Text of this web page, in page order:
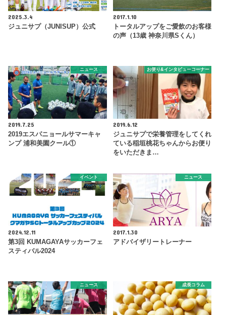
2025.3.4
ジュニサプ（JUNISUP）公式
2017.1.10
トータルアップをご愛飲のお客様
の声（13歳 神奈川県Sくん）
ニュース
2019.7.25
2019エスパニョールサマーキャ
ンプ 浦和美園クール①
お便り&インタビューコーナー
2019.6.12
ジュニサプで栄養管理をしてくれ
ている稲垣桃花ちゃんからお便り
をいただきま…
イベント
2024.12.11
第3回 KUMAGAYAサッカーフェ
スティバル2024
ニュース
2017.1.30
アドバイザリートレーナー
ニュース 成長コラム